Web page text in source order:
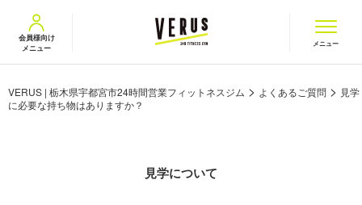
VERUS ヴェルス
会員様向け
メニュー
メニュー
VERUS | 栃木県宇都宮市24時間営業フィットネスジム > よくあるご質問 > 見学
に必要な持ち物はありますか？
見学について